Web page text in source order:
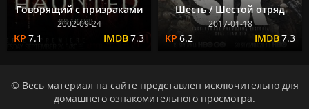
Говорящий с призраками
2002-09-24
7.1 7.3
Шесть / Шестой отряд
2017-01-18
6.2 7.3
© Весь материал на сайте представлен исключительно для
домашнего ознакомительного просмотра.